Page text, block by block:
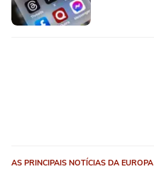
AS PRINCIPAIS NOTÍCIAS DA EUROPA